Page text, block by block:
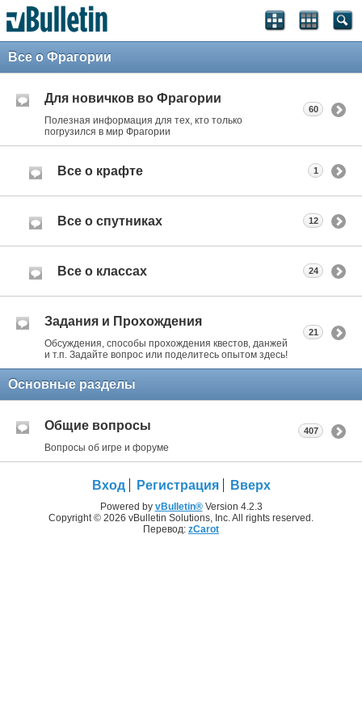
Все о Фрагории
Для новичков во Фрагории
Полезная информация для тех, кто только
погрузился в мир Фрагории
60
Все о крафте 1
Все о спутниках 12
Все о классах 24
Задания и Прохождения
Обсуждения, способы прохождения квестов, данжей
и т.п. Задайте вопрос или поделитесь опытом здесь!
21
Основные разделы
Общие вопросы
Вопросы об игре и форуме
407
Вход Регистрация Вверх
Powered by vBulletin®Version 4.2.3
Copyright © 2026 vBulletin Solutions, Inc. All rights reserved.
Перевод: zCarot